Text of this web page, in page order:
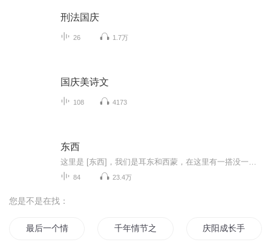
刑法国庆
26 1.7万
国庆美诗文
108 4173
东西
84 23.4万
您是不是在找：
最后一个情人节 千年情节之三生三世 庆阳成长手札